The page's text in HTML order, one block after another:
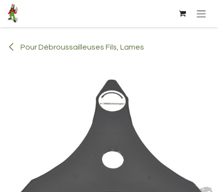
Se rendre au contenu
Pour Débroussailleuses Fils, Lames